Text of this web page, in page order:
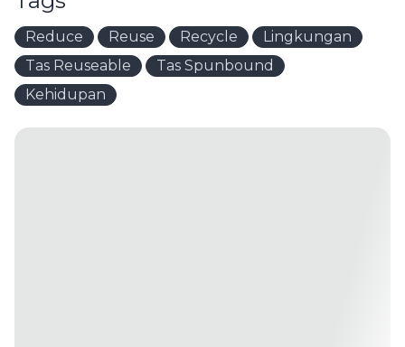
Reduce Reuse Recycle
Lingkungan
Tas Reuseable
Tas Spunbound
Kehidupan